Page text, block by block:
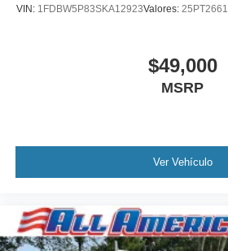
VIN: 1FDBW5P83SKA12923Valores: 25PT2661
$49,000
MSRP
Ver Vehículo